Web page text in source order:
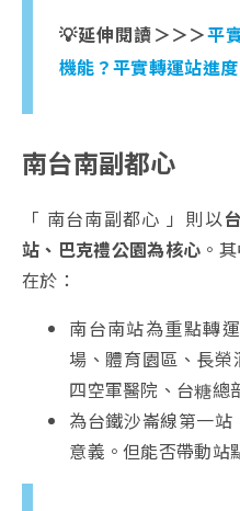
💡延伸閱讀＞＞＞平
機能？平實轉運站進
南台南副都心
「 南台南副都心 」則以
站、巴克禮公園為核心 。
在於：
南台南站為重點轉
場、體育園區、長
四空軍醫院、台糖總
為台鐵沙崙線第一
意義。但能否帶動站